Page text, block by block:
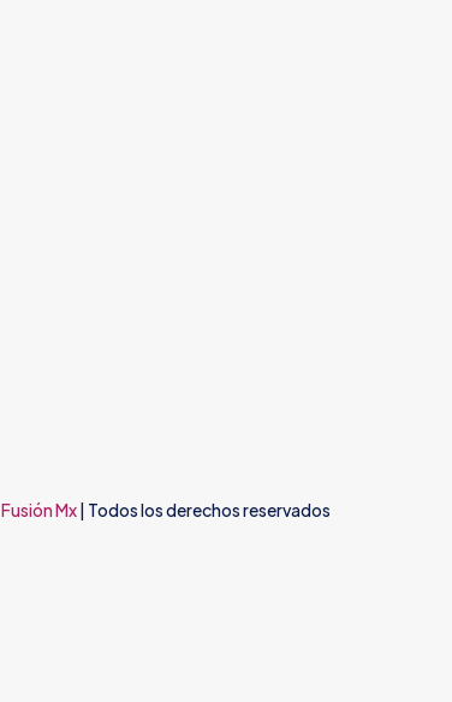
Fusión Mx | Todos los derechos reservados